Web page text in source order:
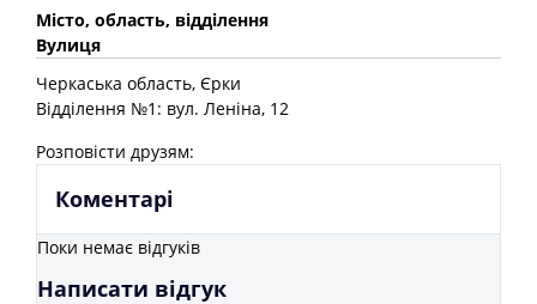
Місто, область, відділення
Вулиця
Черкаська область, Єрки
Відділення №1: вул. Леніна, 12
Розповісти друзям:
Коментарі
Поки немає відгуків
Написати відгук